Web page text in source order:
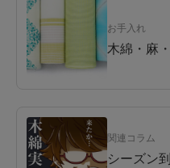
お手入れ
木綿・麻
関連コラム
シーズン